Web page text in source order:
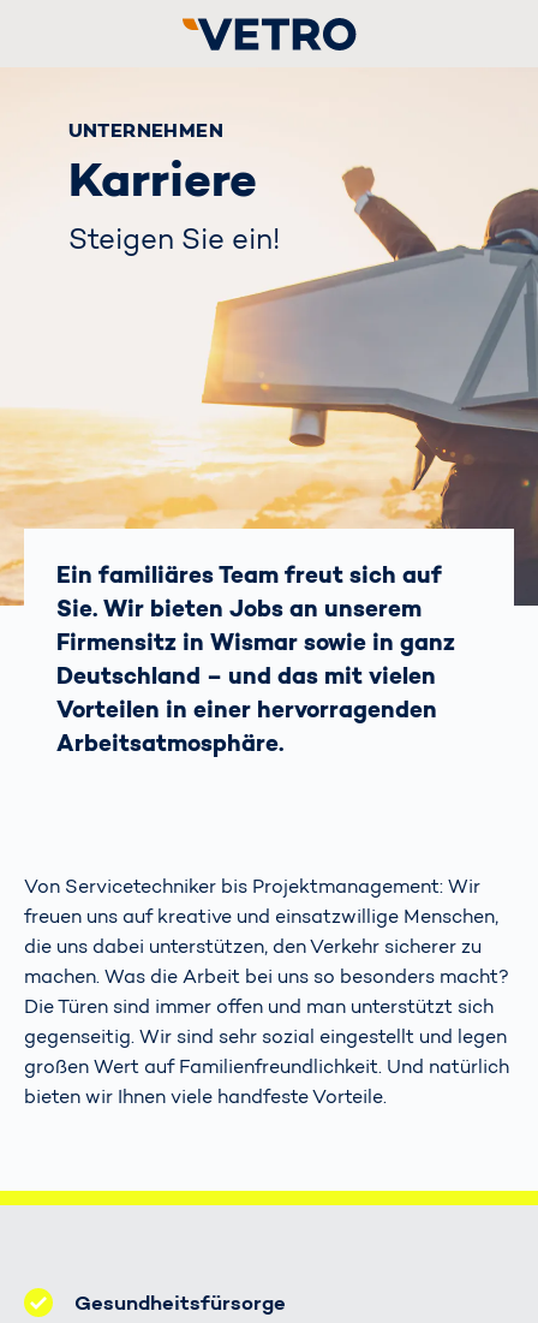
UNTERNEHMEN
Karriere
Steigen Sie ein!
Ein familiäres Team freut sich auf
Sie. Wir bieten Jobs an unserem
Firmensitz in Wismar sowie in ganz
Deutschland – und das mit vielen
Vorteilen in einer hervorragenden
Arbeitsatmosphäre.
Von Servicetechniker bis Projektmanagement: Wir
freuen uns auf kreative und einsatzwillige Menschen,
die uns dabei unterstützen, den Verkehr sicherer zu
machen. Was die Arbeit bei uns so besonders macht?
Die Türen sind immer offen und man unterstützt sich
gegenseitig. Wir sind sehr sozial eingestellt und legen
großen Wert auf Familienfreundlichkeit. Und natürlich
bieten wir Ihnen viele handfeste Vorteile.
Gesundheitsfürsorge